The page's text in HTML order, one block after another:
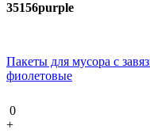
35156purple
Пакеты для мусора с
фиолетовые
0
+